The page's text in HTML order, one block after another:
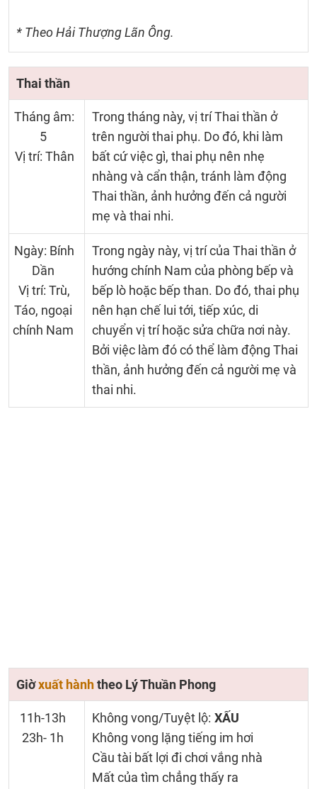
* Theo Hải Thượng Lãn Ông.
Thai thần
Tháng âm:
5
Vị trí: Thân
Trong tháng này, vị trí Thai thần ở
trên người thai phụ. Do đó, khi làm
bất cứ việc gì, thai phụ nên nhẹ
nhàng và cẩn thận, tránh làm động
Thai thần, ảnh hưởng đến cả người
mẹ và thai nhi.
Ngày: Bính
Dần
Vị trí: Trù,
Táo, ngoại
chính Nam
Trong ngày này, vị trí của Thai thần ở
hướng chính Nam của phòng bếp và
bếp lò hoặc bếp than. Do đó, thai phụ
nên hạn chế lui tới, tiếp xúc, di
chuyển vị trí hoặc sửa chữa nơi này.
Bởi việc làm đó có thể làm động Thai
thần, ảnh hưởng đến cả người mẹ và
thai nhi.
Giờxuất hànhtheo Lý Thuần Phong
11h-13h
23h- 1h
Không vong/Tuyệt lộ: XẤU
Không vong lặng tiếng im hơi
Cầu tài bất lợi đi chơi vắng nhà
Mất của tìm chẳng thấy ra